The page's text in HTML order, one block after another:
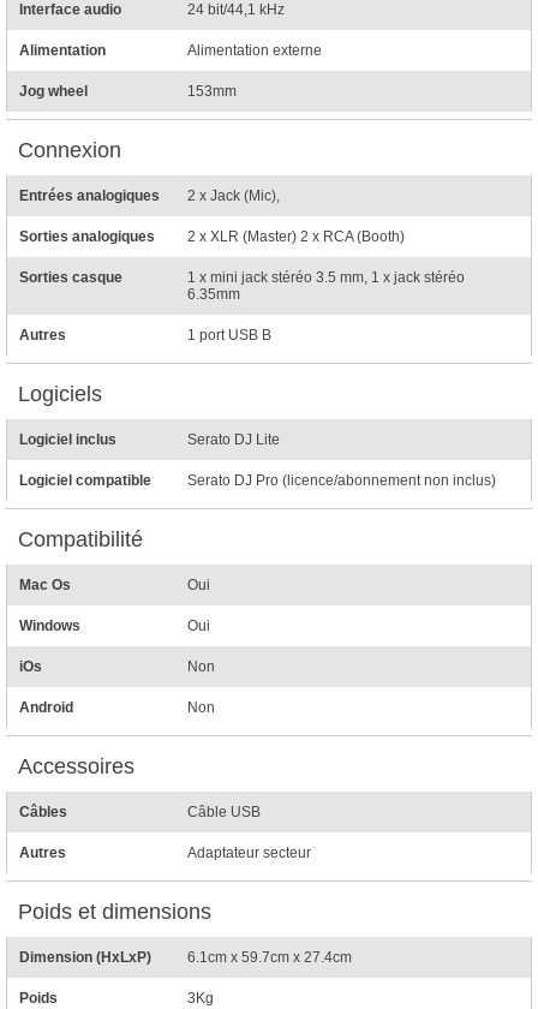
Interface audio 24 bit/44,1 kHz
Alimentation Alimentation externe
Jog wheel 153mm
Connexion
Entrées analogiques 2 x Jack (Mic),
Sorties analogiques 2 x XLR (Master) 2 x RCA (Booth)
Sorties casque
1 x mini jack stéréo 3.5 mm, 1 x jack stéréo
6.35mm
Autres 1 port USB B
Logiciels
Logiciel inclus Serato DJ Lite
Logiciel compatible Serato DJ Pro (licence/abonnement non inclus)
Compatibilité
Mac Os Oui
Windows Oui
iOs Non
Android Non
Accessoires
Câbles Câble USB
Autres Adaptateur secteur
Poids et dimensions
Dimension (HxLxP) 6.1cm x 59.7cm x 27.4cm
Poids 3Kg